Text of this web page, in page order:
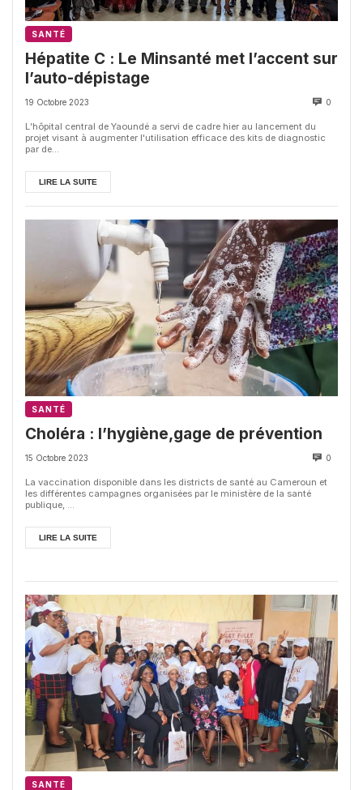
SANTÉ
Hépatite C : Le Minsanté met l’accent sur
l’auto-dépistage
19 Octobre 2023 0
L’hôpital central de Yaoundé a servi de cadre hier au lancement du
projet visant à augmenter l'utilisation efficace des kits de diagnostic
par de...
LIRE LA SUITE
SANTÉ
Choléra : l’hygiène,gage de prévention
15 Octobre 2023 0
La vaccination disponible dans les districts de santé au Cameroun et
les différentes campagnes organisées par le ministère de la santé
publique, ...
LIRE LA SUITE
SANTÉ